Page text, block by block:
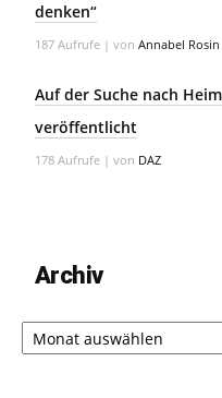
denken“
187 Aufrufe | von Annabel Rosin
Auf der Suche nach
veröffentlicht
178 Aufrufe | von DAZ
Archiv
Archiv